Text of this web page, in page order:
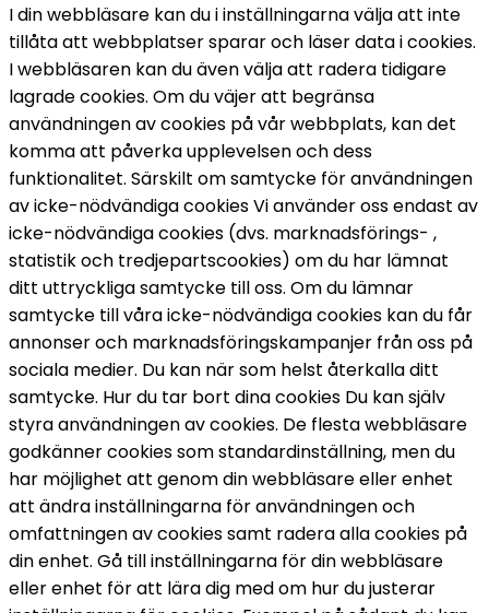
I din webbläsare kan du i inställningarna välja att inte
tillåta att webbplatser sparar och läser data i cookies.
I webbläsaren kan du även välja att radera tidigare
lagrade cookies. Om du väjer att begränsa
användningen av cookies på vår webbplats, kan det
komma att påverka upplevelsen och dess
funktionalitet. Särskilt om samtycke för användningen
av icke-nödvändiga cookies Vi använder oss endast av
icke-nödvändiga cookies (dvs. marknadsförings- ,
statistik och tredjepartscookies) om du har lämnat
ditt uttryckliga samtycke till oss. Om du lämnar
samtycke till våra icke-nödvändiga cookies kan du får
annonser och marknadsföringskampanjer från oss på
sociala medier. Du kan när som helst återkalla ditt
samtycke. Hur du tar bort dina cookies Du kan själv
styra användningen av cookies. De flesta webbläsare
godkänner cookies som standardinställning, men du
har möjlighet att genom din webbläsare eller enhet
att ändra inställningarna för användningen och
omfattningen av cookies samt radera alla cookies på
din enhet. Gå till inställningarna för din webbläsare
eller enhet för att lära dig med om hur du justerar